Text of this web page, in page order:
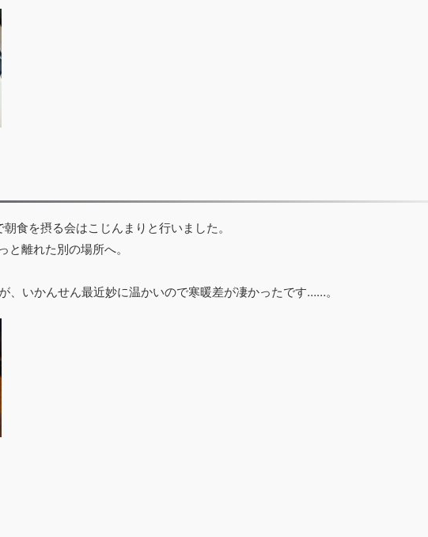
食を摂る会はこじんまりと行いました。
離れた別の場所へ。
、いかんせん最近妙に温かいので寒暖差が凄かったです……。